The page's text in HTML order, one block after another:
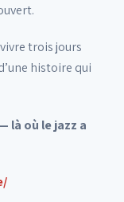
trois jours
histoire qui
là où le jazz a